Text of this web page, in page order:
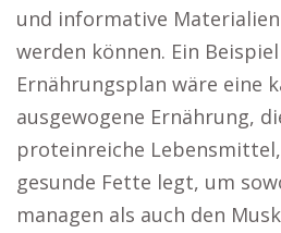
und informative
werden können. Ein
Ernährungsplan wäre eine
ausgewogene Ernährung,
proteinreiche
gesunde Fette legt, um
managen als auch den